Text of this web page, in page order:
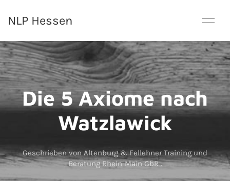
NLP Hessen
Die 5 Axiome nach
Watzlawick
Geschrieben von Altenburg & Fellehner Training und
Beratung Rhein-Main GbR.